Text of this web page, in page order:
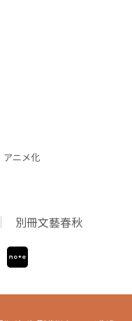
アニメ化
別冊文藝春秋